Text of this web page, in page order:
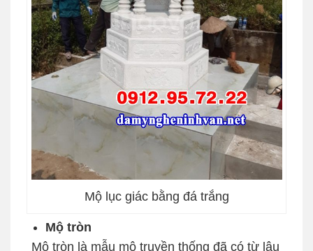
Mộ lục giác bằng đá trắng
Mộ tròn
Mộ tròn là mẫu mộ truyền thống đã có từ lâu